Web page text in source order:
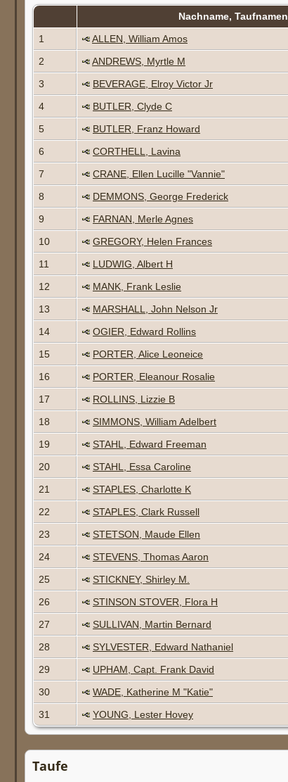
Nachname, Taufnamen
1
ALLEN, William Amos
2
ANDREWS, Myrtle M
3
BEVERAGE, Elroy Victor Jr
4
BUTLER, Clyde C
5
BUTLER, Franz Howard
6
CORTHELL, Lavina
7
CRANE, Ellen Lucille "Vannie"
8
DEMMONS, George Frederick
9
FARNAN, Merle Agnes
10
GREGORY, Helen Frances
11
LUDWIG, Albert H
12
MANK, Frank Leslie
13
MARSHALL, John Nelson Jr
14
OGIER, Edward Rollins
15
PORTER, Alice Leoneice
16
PORTER, Eleanour Rosalie
17
ROLLINS, Lizzie B
18
SIMMONS, William Adelbert
19
STAHL, Edward Freeman
20
STAHL, Essa Caroline
21
STAPLES, Charlotte K
22
STAPLES, Clark Russell
23
STETSON, Maude Ellen
24
STEVENS, Thomas Aaron
25
STICKNEY, Shirley M.
26
STINSON STOVER, Flora H
27
SULLIVAN, Martin Bernard
28
SYLVESTER, Edward Nathaniel
29
UPHAM, Capt. Frank David
30
WADE, Katherine M "Katie"
31
YOUNG, Lester Hovey
Taufe